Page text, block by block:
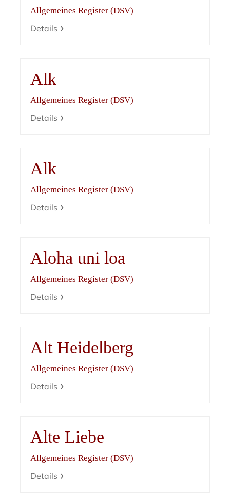
Allgemeines Register (DSV)
Details
Alk
Allgemeines Register (DSV)
Details
Alk
Allgemeines Register (DSV)
Details
Aloha uni loa
Allgemeines Register (DSV)
Details
Alt Heidelberg
Allgemeines Register (DSV)
Details
Alte Liebe
Allgemeines Register (DSV)
Details